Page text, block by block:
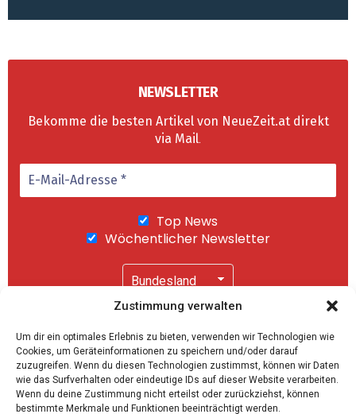
Zustimmung verwalten
Um dir ein optimales Erlebnis zu bieten, verwenden wir Technologien wie
Cookies, um Geräteinformationen zu speichern und/oder darauf
zuzugreifen. Wenn du diesen Technologien zustimmst, können wir Daten
wie das Surfverhalten oder eindeutige IDs auf dieser Website verarbeiten.
Wenn du deine Zustimmung nicht erteilst oder zurückziehst, können
bestimmte Merkmale und Funktionen beeinträchtigt werden.
NEWSLETTER
Bekomme die besten Artikel von NeueZeit.at direkt
via Mail.
Top News
Wöchentlicher Newsletter
"Abonnieren" akzeptierst Du unsere
Datenschutzerklärung.